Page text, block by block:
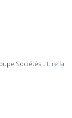
Sociétés... Lire la